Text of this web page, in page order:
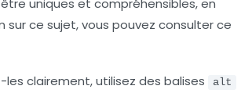
uniques et compréhensibles, en
sur ce sujet, vous pouvez consulter ce
clairement, utilisez des balises alt